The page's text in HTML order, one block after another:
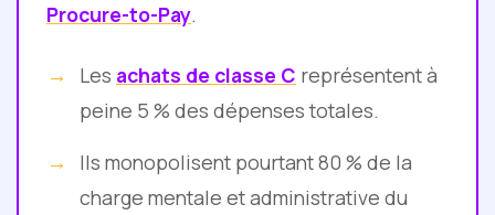
Procure-to-Pay.
Les achats de classe C représentent à
peine 5 % des dépenses totales.
Ils monopolisent pourtant 80 % de la
charge mentale et administrative du